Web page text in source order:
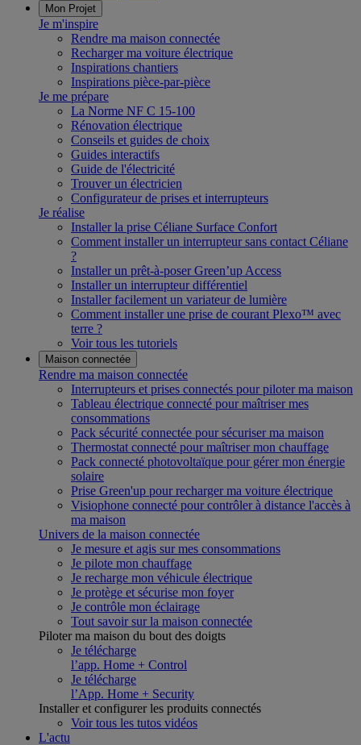
Mon Projet
Je m'inspire
Rendre ma maison connectée
Recharger ma voiture électrique
Inspirations chantiers
Inspirations pièce-par-pièce
Je me prépare
La Norme NF C 15-100
Rénovation électrique
Conseils et guides de choix
Guides interactifs
Guide de l'électricité
Trouver un électricien
Configurateur de prises et interrupteurs
Je réalise
Installer la prise Céliane Surface Confort
Comment installer un interrupteur sans contact Céliane
?
Installer un prêt-à-poser Green’up Access
Installer un interrupteur différentiel
Installer facilement un variateur de lumière
Comment installer une prise de courant Plexo™ avec
terre ?
Voir tous les tutoriels
Maison connectée
Rendre ma maison connectée
Interrupteurs et prises connectés pour piloter ma maison
Tableau électrique connecté pour maîtriser mes
consommations
Pack sécurité connectée pour sécuriser ma maison
Thermostat connecté pour maîtriser mon chauffage
Pack connecté photovoltaïque pour gérer mon énergie
solaire
Prise Green'up pour recharger ma voiture électrique
Visiophone connecté pour contrôler à distance l'accès à
ma maison
Univers de la maison connectée
Je mesure et agis sur mes consommations
Je pilote mon chauffage
Je recharge mon véhicule électrique
Je protège et sécurise mon foyer
Je contrôle mon éclairage
Tout savoir sur la maison connectée
Piloter ma maison du bout des doigts
Je télécharge
l’app. Home + Control
Je télécharge
l’App. Home + Security
Installer et configurer les produits connectés
Voir tous les tutos vidéos
L'actu